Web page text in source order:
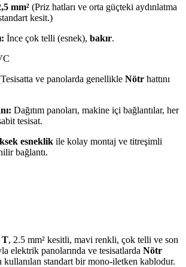
mm² (Priz hatları ve orta güçteki aydınlatma
kesit.)
İnce çok telli (esnek), bakır.
ve panolarda genellikle Nötr hattını
Dağıtım panoları, makine içi bağlantılar, her
tesisat.
esneklik ile kolay montaj ve titreşimli
bağlantı.
T, 2.5 mm² kesitli, mavi renkli, çok telli ve son
elektrik panolarında ve tesisatlarda Nötr
kullanılan standart bir mono-iletken kablodur.